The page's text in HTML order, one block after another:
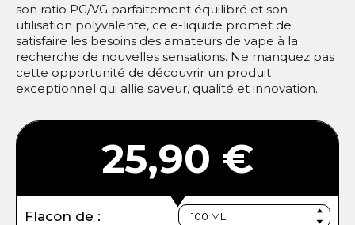
son ratio PG/VG parfaitement équilibré et son
utilisation polyvalente, ce e-liquide promet de
satisfaire les besoins des amateurs de vape à la
recherche de nouvelles sensations. Ne manquez pas
cette opportunité de découvrir un produit
exceptionnel qui allie saveur, qualité et innovation.
25,90 €
Flacon de :